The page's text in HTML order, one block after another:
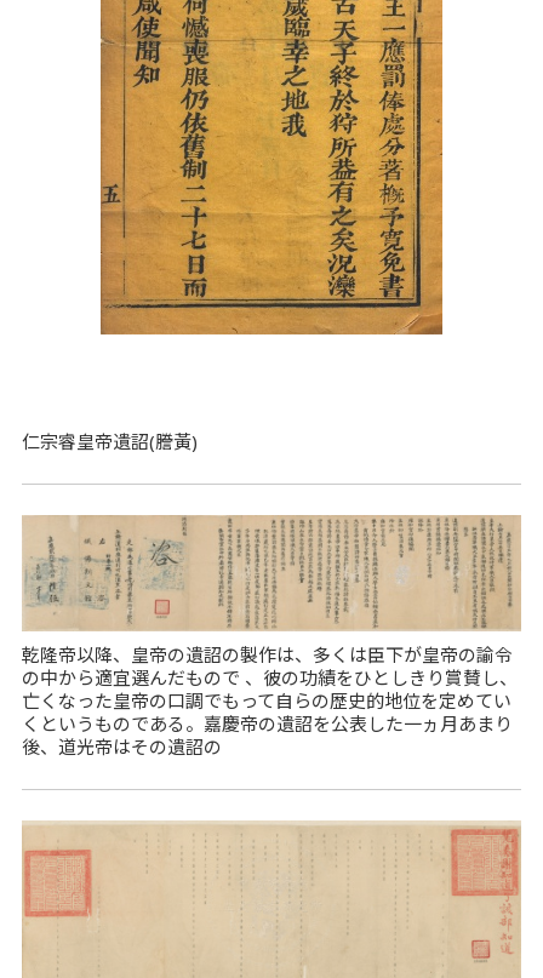
仁宗睿皇帝遺詔(謄黃)
乾隆帝以降、皇帝の遺詔の製作は、多くは臣下が皇帝の諭令
の中から適宜選んだもので 、彼の功績をひとしきり賞賛し、
亡くなった皇帝の口調でもって自らの歴史的地位を定めてい
くというものである。嘉慶帝の遺詔を公表した一ヵ月あまり
後、道光帝はその遺詔の